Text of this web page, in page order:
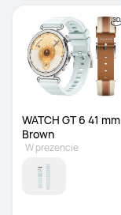
WATCH GT 6 41 mm
Brown
W prezencie